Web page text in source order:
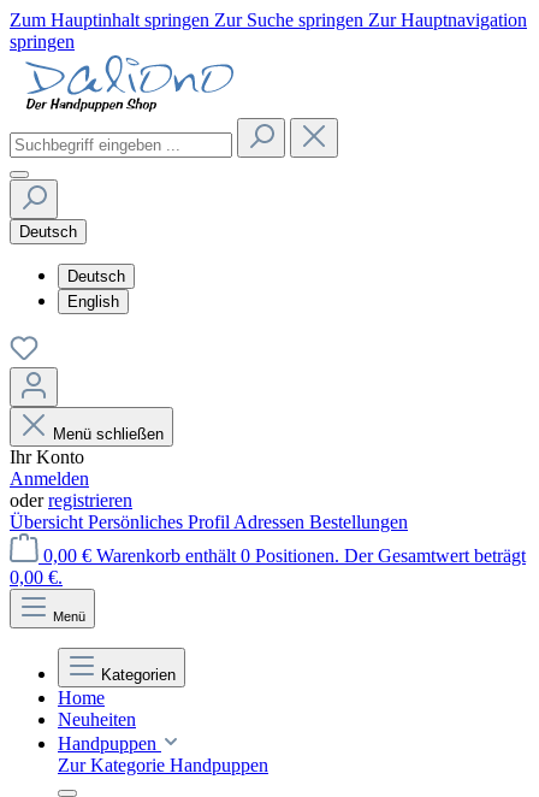
Zum Hauptinhalt springen Zur Suche springen Zur Hauptnavigation
springen
Deutsch
Deutsch
English
Menü schließen
Ihr Konto
Anmelden
oderregistrieren
Übersicht Persönliches Profil Adressen Bestellungen
0,00 € Warenkorb enthält 0 Positionen. Der Gesamtwert beträgt
0,00 €.
Menü
Kategorien
Home
Neuheiten
Handpuppen
Zur Kategorie Handpuppen